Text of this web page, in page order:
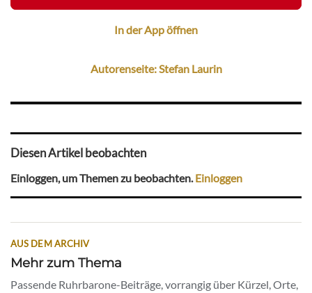
In der App öffnen
Autorenseite: Stefan Laurin
Diesen Artikel beobachten
Einloggen, um Themen zu beobachten. Einloggen
AUS DEM ARCHIV
Mehr zum Thema
Passende Ruhrbarone-Beiträge, vorrangig über Kürzel, Orte,